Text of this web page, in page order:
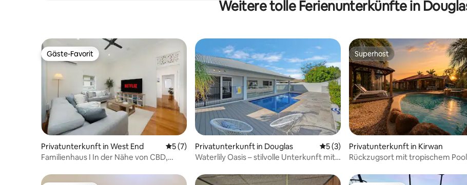
Weitere tolle Ferienunterkünfte in
Gäste-Favorit
Gäste-Favorit
Privatunterkunft in West End Durchschnittliche Bewertung: 5 von 5, 7 Bewertungen
5 (7)
Familienhaus I In der Nähe von CBD,
Privatunterkunft in Douglas Durchschnittliche Bewertung: 5 von 5, 3
5 (3)
Waterlily Oasis – stilvolle Unterkunft mit
Superhost
Superhost
Privatunterkunft in Kirwan
Rückzugsort mit tropischem